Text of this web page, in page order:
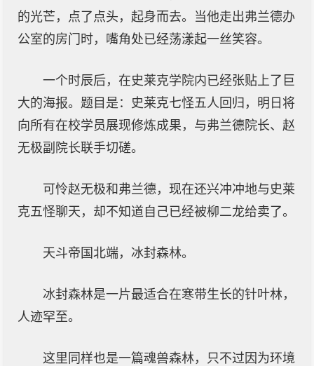
的光芒，点了点头，起身而去。当他走出弗兰德办
公室的房门时，嘴角处已经荡漾起一丝笑容。
一个时辰后，在史莱克学院内已经张贴上了巨
大的海报。题目是：史莱克七怪五人回归，明日将
向所有在校学员展现修炼成果，与弗兰德院长、赵
无极副院长联手切磋。
可怜赵无极和弗兰德，现在还兴冲冲地与史莱
克五怪聊天，却不知道自己已经被柳二龙给卖了。
天斗帝国北端，冰封森林。
冰封森林是一片最适合在寒带生长的针叶林，
人迹罕至。
这里同样也是一篇魂兽森林，只不过因为环境